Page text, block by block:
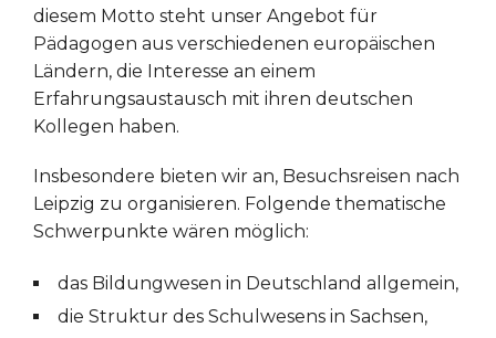
diesem Motto steht unser Angebot für
Pädagogen aus verschiedenen europäischen
Ländern, die Interesse an einem
Erfahrungsaustausch mit ihren deutschen
Kollegen haben.
Insbesondere bieten wir an, Besuchsreisen nach
Leipzig zu organisieren. Folgende thematische
Schwerpunkte wären möglich:
das Bildungwesen in Deutschland allgemein,
die Struktur des Schulwesens in Sachsen,